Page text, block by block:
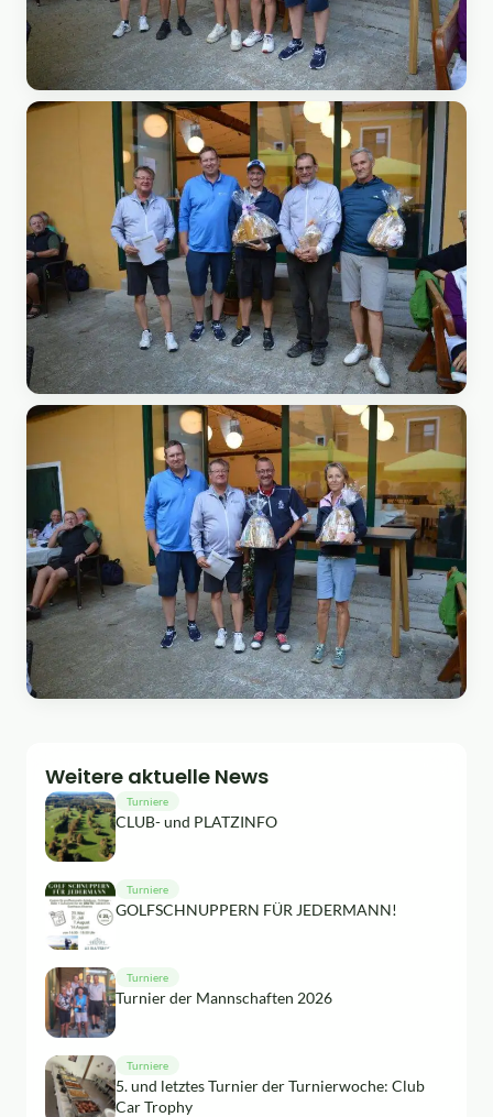
Weitere aktuelle News
Turniere
CLUB- und PLATZINFO
Turniere
GOLFSCHNUPPERN FÜR JEDERMANN!
Turniere
Turnier der Mannschaften 2026
Turniere
5. und letztes Turnier der Turnierwoche: Club
Car Trophy